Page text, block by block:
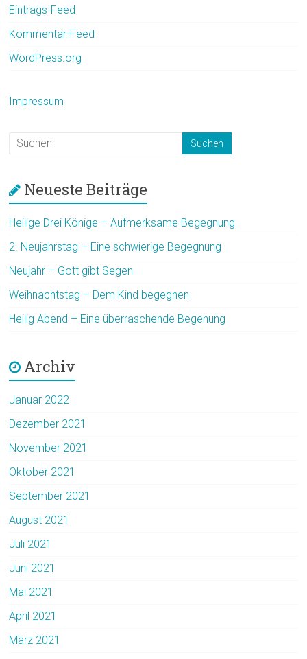
Eintrags-Feed
Kommentar-Feed
WordPress.org
Impressum
Neueste Beiträge
Heilige Drei Könige – Aufmerksame Begegnung
2. Neujahrstag – Eine schwierige Begegnung
Neujahr – Gott gibt Segen
Weihnachtstag – Dem Kind begegnen
Heilig Abend – Eine überraschende Begenung
Archiv
Januar 2022
Dezember 2021
November 2021
Oktober 2021
September 2021
August 2021
Juli 2021
Juni 2021
Mai 2021
April 2021
März 2021